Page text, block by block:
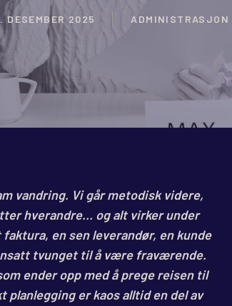
DESEMBER 2025 ADMINISTRASJON
vandring. Vi går metodisk videre,
hverandre… og alt virker under
en sen leverandør, en kunde
tvunget til å være fraværende.
ender opp med å prege reisen til
planlegging er kaos alltid en del av